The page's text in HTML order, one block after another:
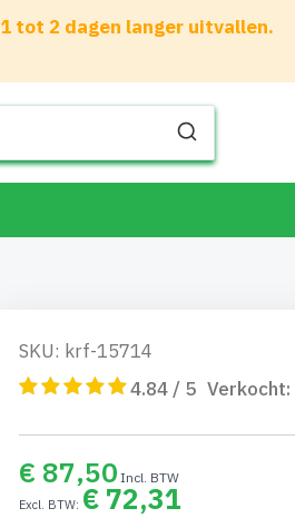
tot 2 dagen langer uitvallen.
SKU: krf-15714
4.84 / 5 Verkocht:
€ 87,50
€ 72,31